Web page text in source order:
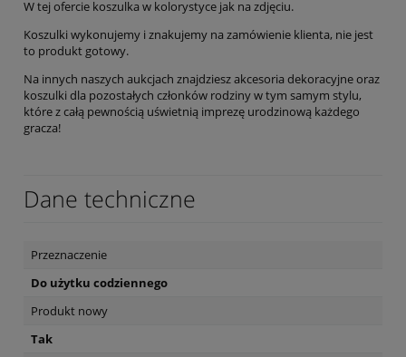
W tej ofercie koszulka w kolorystyce jak na zdjęciu.
Koszulki wykonujemy i znakujemy na zamówienie klienta, nie jest
to produkt gotowy.
Na innych naszych aukcjach znajdziesz akcesoria dekoracyjne oraz
koszulki dla pozostałych członków rodziny w tym samym stylu,
które z całą pewnością uświetnią imprezę urodzinową każdego
gracza!
Dane techniczne
Przeznaczenie
Do użytku codziennego
Produkt nowy
Tak